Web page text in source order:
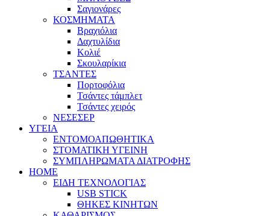
Σαγιονάρες
ΚΟΣΜΗΜΑΤΑ
Βραχιόλια
Δαχτυλίδια
Κολιέ
Σκουλαρίκια
ΤΣΑΝΤΕΣ
Πορτοφόλια
Τσάντες τάμπλετ
Τσάντες χειρός
ΝΕΣΕΣΕΡ
ΥΓΕΙΑ
ΕΝΤΟΜΟΑΠΩΘΗΤΙΚΑ
ΣΤΟΜΑΤΙΚΗ ΥΓΕΙΝΗ
ΣΥΜΠΛΗΡΩΜΑΤΑ ΔΙΑΤΡΟΦΗΣ
HOME
ΕΙΔΗ ΤΕΧΝΟΛΟΓΙΑΣ
USB STICK
ΘΗΚΕΣ ΚΙΝΗΤΩΝ